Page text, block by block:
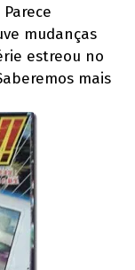
mudanças
estreou no
mais